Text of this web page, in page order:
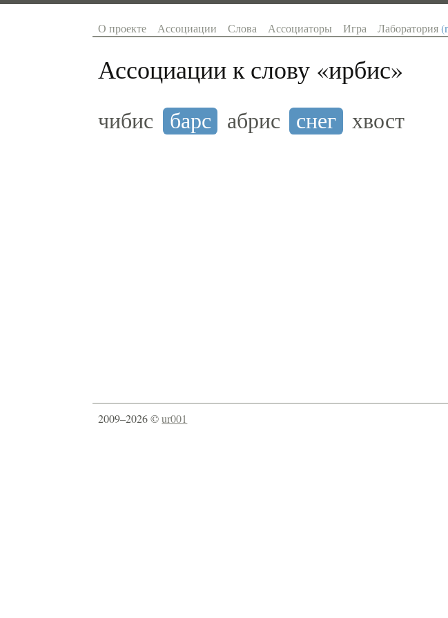
О проекте Ассоциации Слова Ассоциаторы Игра Лаборатория
Ассоциации к слову «ирбис»
чибис барс абрис снег хвост
2009–2026 ©ur001